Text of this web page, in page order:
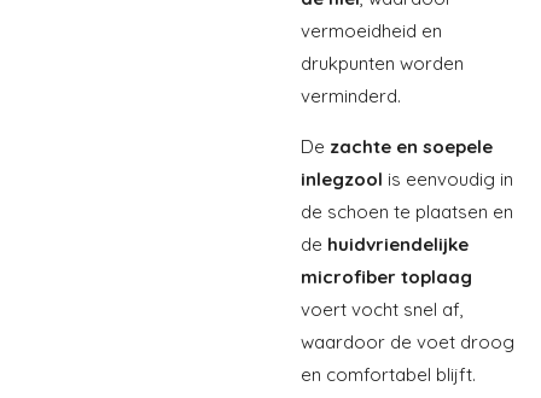
vermoeidheid en
drukpunten worden
verminderd.
De zachte en soepele
inlegzool is eenvoudig in
de schoen te plaatsen en
de huidvriendelijke
microfiber toplaag
voert vocht snel af,
waardoor de voet droog
en comfortabel blijft.